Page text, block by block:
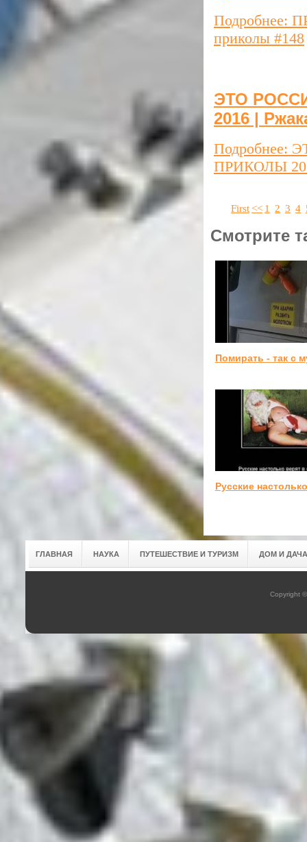
Подробнее:
приколы #148
ЭТО
2016 |
ПРИКОЛЫ
First<< 1 2 3 4
Смотрите
Помирать - так с
Русские
ГЛАВНАЯ НАУКА ПУТЕШЕСТВИЕ И ТУРИЗМ ДОМ И ДАЧА
Copyright